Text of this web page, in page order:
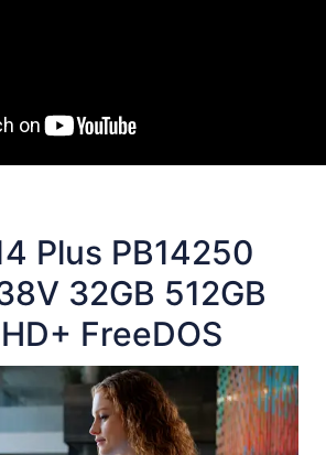
Plus PB14250
32GB 512GB
FreeDOS